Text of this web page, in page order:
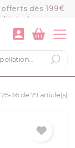
dès 199€
×
36 de 79 article(s)